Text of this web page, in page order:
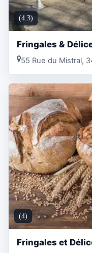
(4.3)
Fringales &
55 Rue du Mistral,
(4)
Fringales et